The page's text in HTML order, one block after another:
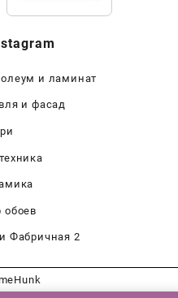
и ламинат
и фасад
обоев
Фабричная 2